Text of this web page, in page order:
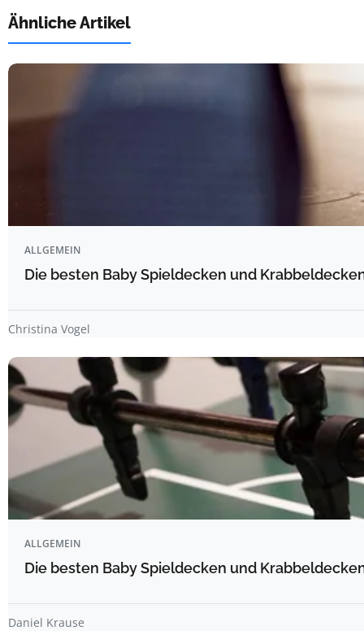
Ähnliche Artikel
ALLGEMEIN
Die besten Baby Spieldecken und
Christina Vogel
ALLGEMEIN
Die besten Baby Spieldecken und
Daniel Krause